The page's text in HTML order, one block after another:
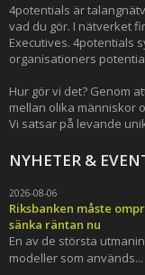
4potentials är
vad du gör. I nätverket
Executives. 4potentials
organisationers
Hur gör vi det? Genom
mellan olika människor
Vi satsar på levande
NYHETER &
2026-08-06
Riksbanken måste
sänka räntan nu
En av de största
modeller som används...